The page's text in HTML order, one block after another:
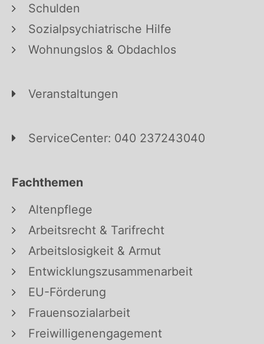
Schulden
Sozialpsychiatrische Hilfe
Wohnungslos & Obdachlos
Veranstaltungen
ServiceCenter: 040 237243040
Fachthemen
Altenpflege
Arbeitsrecht & Tarifrecht
Arbeitslosigkeit & Armut
Entwicklungszusammenarbeit
EU-Förderung
Frauensozialarbeit
Freiwilligenengagement